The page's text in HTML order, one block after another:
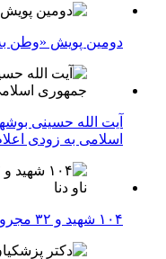
دومین پویش «وطن
آیت الله حسینی
اسلامی به زودی
۱۰۴ شهید و ۳۲ مجروح نتیجه حمله آمریکا به ناو دنا